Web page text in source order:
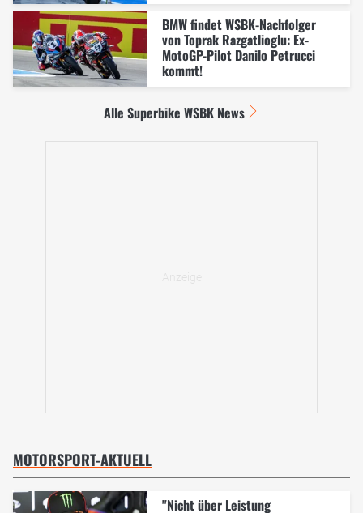
BMW findet WSBK-Nachfolger
von Toprak Razgatlioglu: Ex-
MotoGP-Pilot Danilo Petrucci
kommt!
Alle Superbike WSBK News
MOTORSPORT-AKTUELL
"Nicht über Leistung